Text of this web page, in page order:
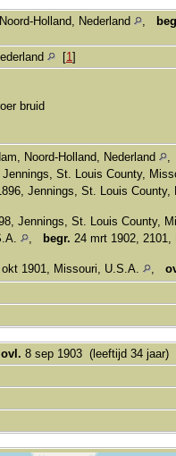
Holland, Nederland
[1]
bruid
Noord-Holland, Nederland
St. Louis County,
Jennings, St. Louis County,
Jennings, St. Louis County,
begr. 24 mrt 1902,
okt 1901, Missouri, U.S.A.
ovl. 8 sep 1903 (leeftijd 34 jaar)